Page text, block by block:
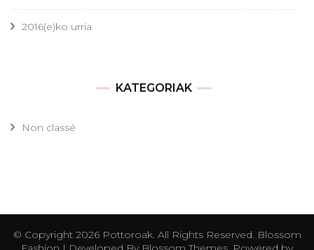
2016(e)ko urria
KATEGORIAK
Non classé
© Copyright 2026 Pottoroak. All Rights Reserved. Blossom